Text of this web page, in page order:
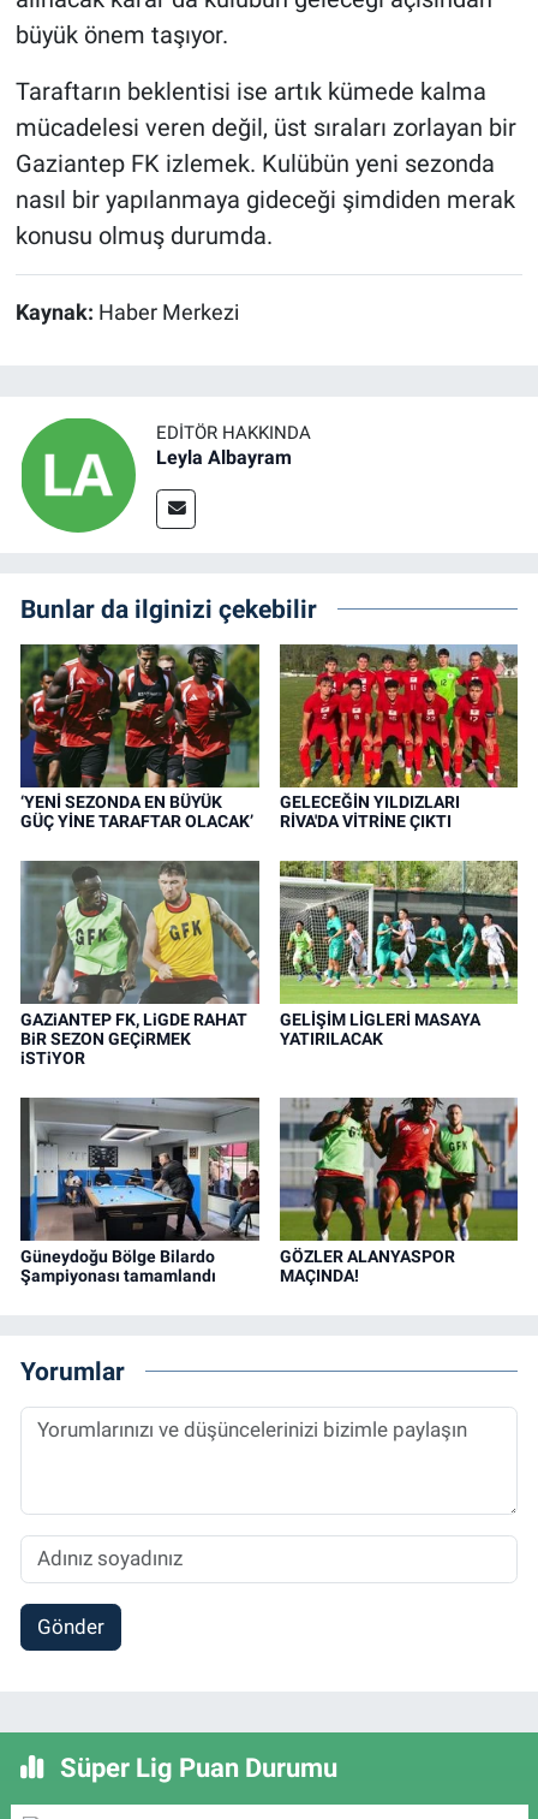
büyük önem taşıyor.
Taraftarın beklentisi ise artık kümede kalma
mücadelesi veren değil, üst sıraları zorlayan bir
Gaziantep FK izlemek. Kulübün yeni sezonda
nasıl bir yapılanmaya gideceği şimdiden merak
konusu olmuş durumda.
Kaynak: Haber Merkezi
EDITÖR HAKKINDA
Leyla Albayram
Bunlar da ilginizi çekebilir
‘YENİ SEZONDA EN BÜYÜK
GÜÇ YİNE TARAFTAR OLACAK’
GELECEĞİN YILDIZLARI
RİVA'DA VİTRİNE ÇIKTI
GAZiANTEP FK, LiGDE RAHAT
BiR SEZON GEÇiRMEK
iSTiYOR
GELİŞİM LİGLERİ MASAYA
YATIRILACAK
Güneydoğu Bölge Bilardo
Şampiyonası tamamlandı
GÖZLER ALANYASPOR
MAÇINDA!
Yorumlar
Gönder
Süper Lig Puan Durumu